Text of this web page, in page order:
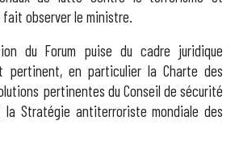
fait observer le ministre.
du Forum puise du cadre juridique
pertinent, en particulier la Charte des
pertinentes du Conseil de sécurité
Stratégie antiterroriste mondiale des